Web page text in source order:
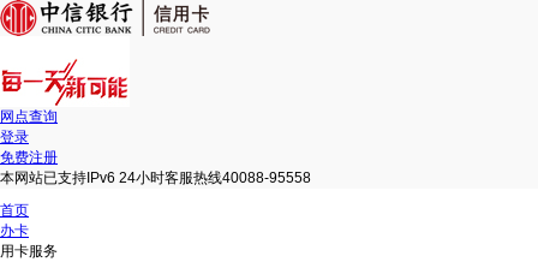
网点查询
登录
免费注册
本网站已支持IPv6 24小时客服热线40088-95558
首页
办卡
用卡服务